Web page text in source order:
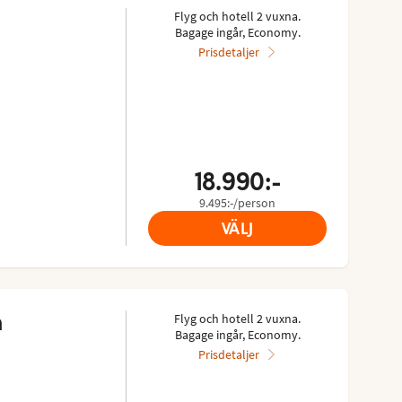
Flyg och hotell 2 vuxna.
Bagage ingår, Economy.
Prisdetaljer
18.990:-
9.495:-/person
VÄLJ
Flyg och hotell 2 vuxna.
Bagage ingår, Economy.
Prisdetaljer